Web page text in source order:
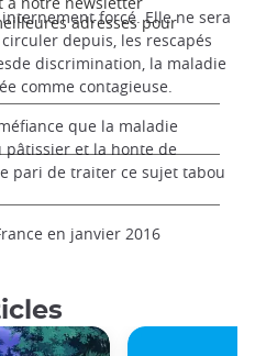
forcé. Elle ne sera
depuis, les rescapés
discrimination, la maladie
comme contagieuse.
que la maladie
pâtissier et la honte de
pari de traiter ce sujet tabou
en janvier 2016